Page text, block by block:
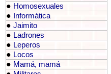
● Homosexuales
● Informática
● Jaimito
● Ladrones
● Leperos
● Locos
● Mamá, mamá